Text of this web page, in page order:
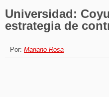
Universidad:
estrategia de
Por: Mariano Rosa